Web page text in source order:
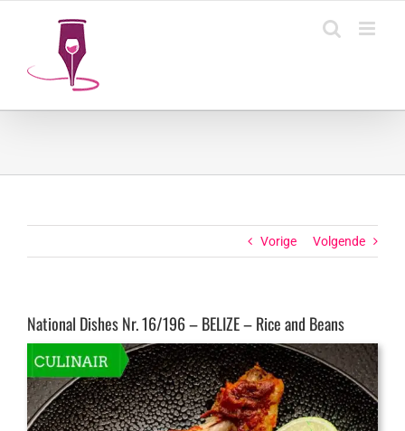
Vorige Volgende
National Dishes Nr. 16/196 – BELIZE – Rice and Beans